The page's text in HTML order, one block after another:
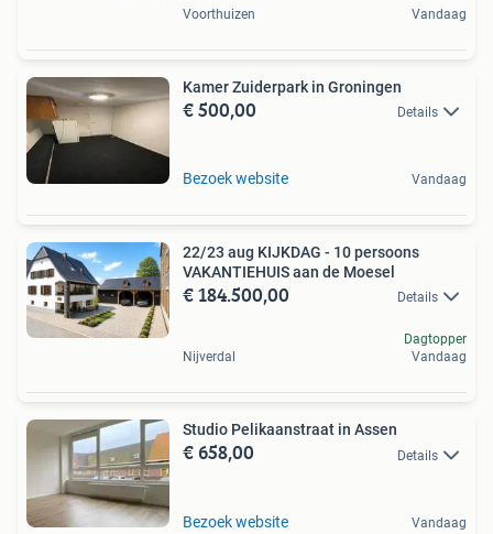
Voorthuizen Vandaag
Kamer Zuiderpark in Groningen
€ 500,00 Details
Bezoek website Vandaag
22/23 aug KIJKDAG - 10 persoons
VAKANTIEHUIS aan de Moesel
€ 184.500,00 Details
Nijverdal
Dagtopper
Vandaag
Studio Pelikaanstraat in Assen
€ 658,00 Details
Bezoek website Vandaag